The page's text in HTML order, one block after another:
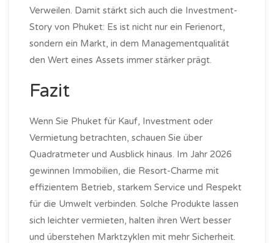
Verweilen. Damit stärkt sich auch die Investment-
Story von Phuket: Es ist nicht nur ein Ferienort,
sondern ein Markt, in dem Managementqualität
den Wert eines Assets immer stärker prägt.
Fazit
Wenn Sie Phuket für Kauf, Investment oder
Vermietung betrachten, schauen Sie über
Quadratmeter und Ausblick hinaus. Im Jahr 2026
gewinnen Immobilien, die Resort-Charme mit
effizientem Betrieb, starkem Service und Respekt
für die Umwelt verbinden. Solche Produkte lassen
sich leichter vermieten, halten ihren Wert besser
und überstehen Marktzyklen mit mehr Sicherheit.